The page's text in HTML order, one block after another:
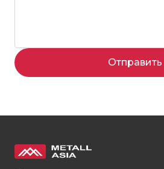
Отправить